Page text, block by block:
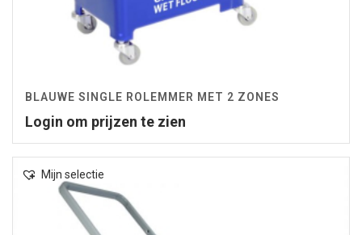
BLAUWE SINGLE ROLEMMER MET 2 ZONES
Login om prijzen te zien
Mijn selectie